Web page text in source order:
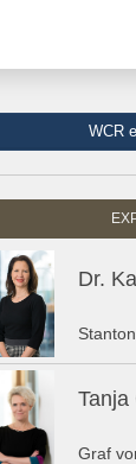
WCR
Dr.
Tanja
Graf